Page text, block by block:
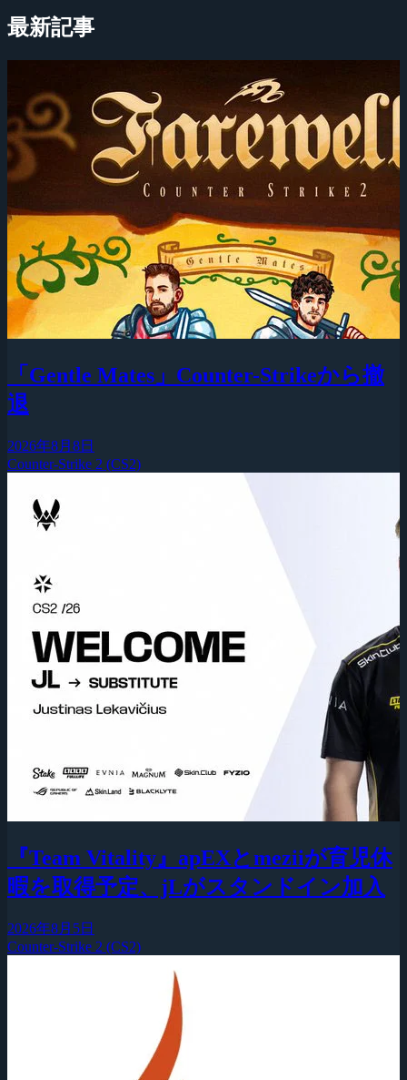
最新記事
「Gentle Mates」Counter-Strikeから撤
退
2026年8月8日
Counter-Strike 2 (CS2)
『Team Vitality』apEXとmeziiが育児休
暇を取得予定、jLがスタンドイン加入
2026年8月5日
Counter-Strike 2 (CS2)